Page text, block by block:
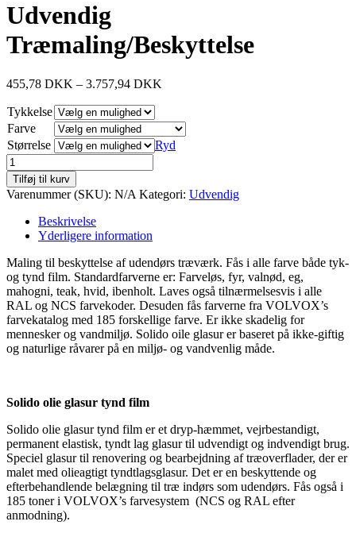
Udvendig
Træmaling/Beskyttelse
455,78 DKK – 3.757,94 DKK
Tykkelse
Farve
Størrelse
Ryd
Udvendig
Træmaling/Beskyttelse
antal
Tilføj til kurv
Varenummer (SKU): N/A Kategori: Udvendig
Beskrivelse
Yderligere information
Maling til beskyttelse af udendørs træværk. Fås i alle farve både tyk-
og tynd film. Standardfarverne er: Farveløs, fyr, valnød, eg,
mahogni, teak, hvid, ibenholt. Laves også tilnærmelsesvis i alle
RAL og NCS farvekoder. Desuden fås farverne fra VOLVOX’s
farvekatalog med 185 forskellige farve. Er ikke skadelig for
mennesker og vandmiljø. Solido oile glasur er baseret på ikke-giftig
og naturlige råvarer på en miljø- og vandvenlig måde.
Solido olie glasur tynd film
Solido olie glasur tynd film er et dryp-hæmmet, vejrbestandigt,
permanent elastisk, tyndt lag glasur til udvendigt og indvendigt brug.
Speciel glasur til renovering og bearbejdning af træoverflader, der er
malet med olieagtigt tyndtlagsglasur. Det er en beskyttende og
efterbehandlende belægning til træ indørs som udendørs. Fås også i
185 toner i VOLVOX’s farvesystem (NCS og RAL efter
anmodning).